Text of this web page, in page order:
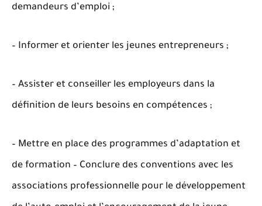
demandeurs d’emploi ;
– Informer et orienter les jeunes entrepreneurs ;
– Assister et conseiller les employeurs dans la
définition de leurs besoins en compétences ;
– Mettre en place des programmes d’adaptation et
de formation – Conclure des conventions avec les
associations professionnelle pour le développement